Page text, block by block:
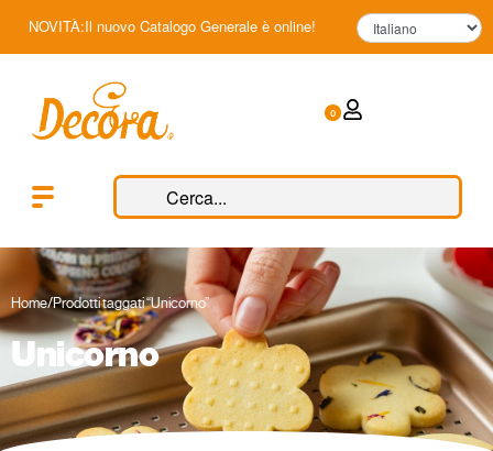
NOVITÀ:Il nuovo Catalogo Generale è online!
0
Home/Prodotti taggati “Unicorno”
Unicorno